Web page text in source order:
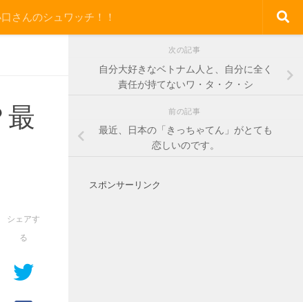
さんのシュワッチ！！
最
シェアす
る
次の記事
自分大好きなベトナム人と、自分に全く
責任が持てないワ・タ・ク・シ
前の記事
最近、日本の「きっちゃてん」がとても
恋しいのです。
スポンサーリンク